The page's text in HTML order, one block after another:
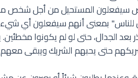
سيفعلون المستحيل من أجل شخص
للناس" بمعنى أنهم سيفعلون أي شيء
الجدال، حتى لو لم يكونوا
حتى يحبهم الشريك ويبقى